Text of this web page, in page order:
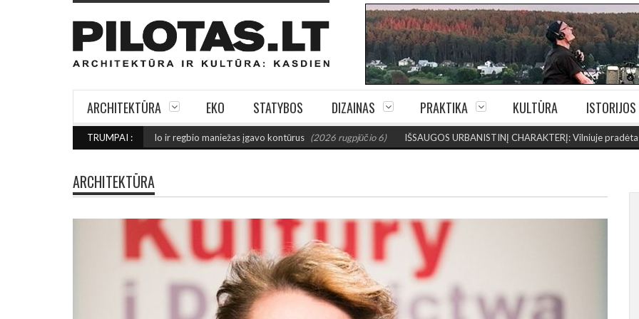
ARCHITEKTŪRA EKO STATYBOS DIZAINAS PRAKTIKA KULTŪRA ISTORIJOS
TRUMPAI :
FINIŠO: Šiaulių futbolo ir regbio maniežas įgavo kontūrus (2026 rugpjūčio 6) IŠSAUGOS URBANISTINĮ CHARAKTERĮ: Vilniuje pradėtas Jogailos
ARCHITEKTŪRA